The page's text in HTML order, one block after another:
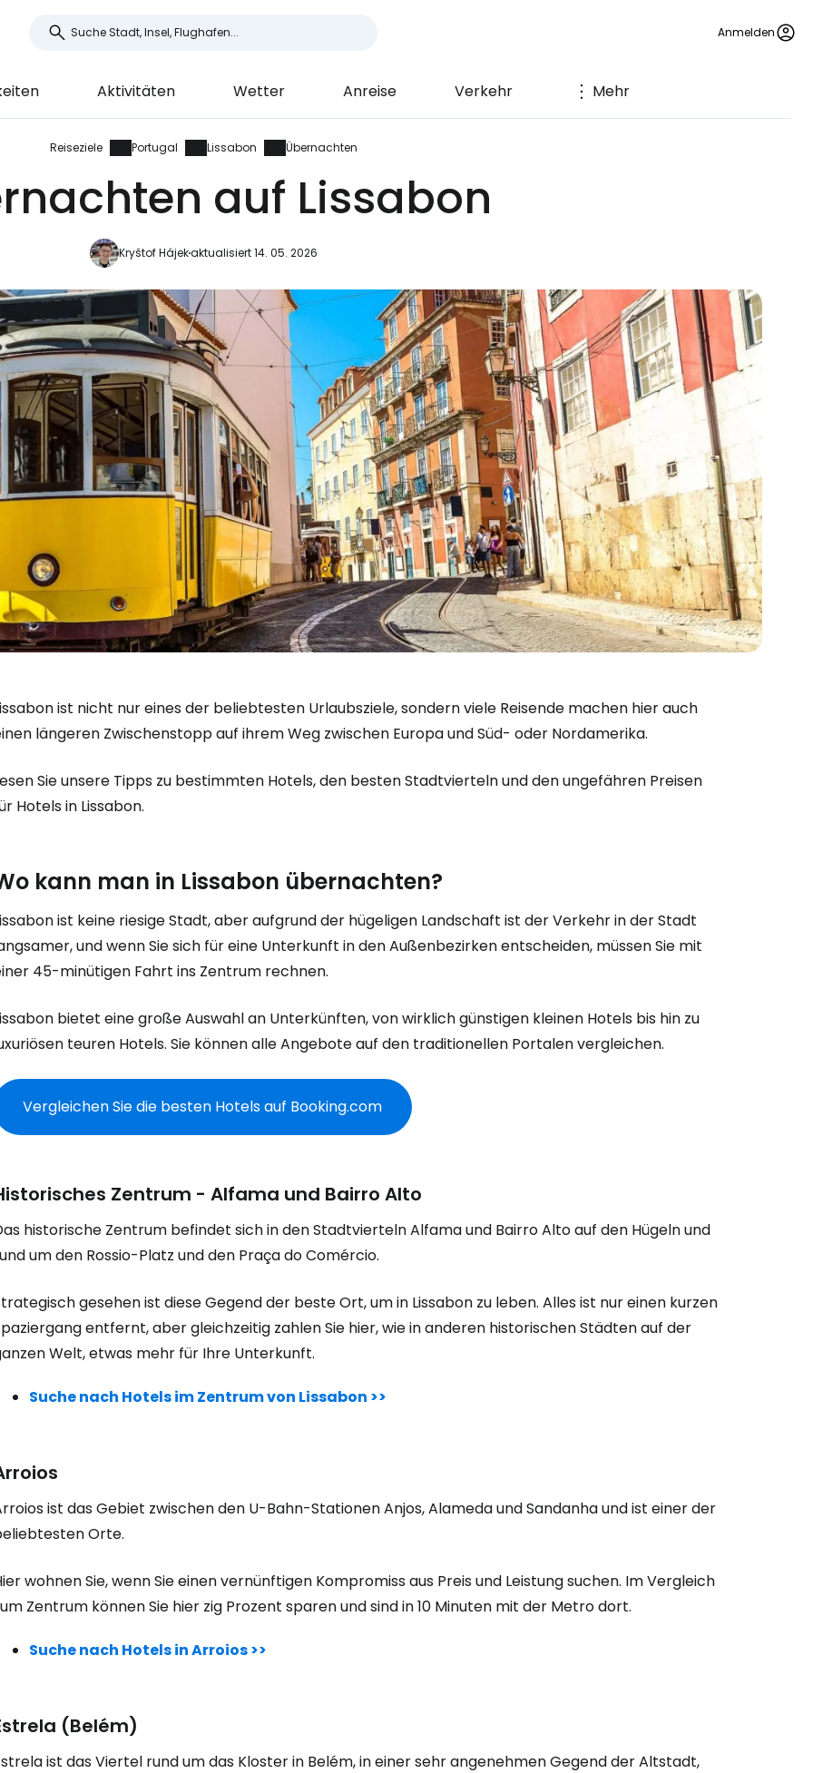
Anmelden
Aktivitäten Wetter Anreise Verkehr Mehr
Reiseziele Portugal Lissabon Übernachten
auf Lissabon
Kryštof Hájekaktualisiert 14. 05. 2026
ist nicht nur eines der beliebtesten Urlaubsziele, sondern viele Reisende machen hier auch
längeren Zwischenstopp auf ihrem Weg zwischen Europa und Süd- oder Nordamerika.
Sie unsere Tipps zu bestimmten Hotels, den besten Stadtvierteln und den ungefähren Preisen
Hotels in Lissabon.
kann man in Lissabon übernachten?
ist keine riesige Stadt, aber aufgrund der hügeligen Landschaft ist der Verkehr in der Stadt
und wenn Sie sich für eine Unterkunft in den Außenbezirken entscheiden, müssen Sie mit
45-minütigen Fahrt ins Zentrum rechnen.
bietet eine große Auswahl an Unterkünften, von wirklich günstigen kleinen Hotels bis hin zu
teuren Hotels. Sie können alle Angebote auf den traditionellen Portalen vergleichen.
Vergleichen Sie die besten Hotels auf Booking.com
Zentrum - Alfama und Bairro Alto
historische Zentrum befindet sich in den Stadtvierteln Alfama und Bairro Alto auf den Hügeln und
um den Rossio-Platz und den Praça do Comércio.
gesehen ist diese Gegend der beste Ort, um in Lissabon zu leben. Alles ist nur einen kurzen
entfernt, aber gleichzeitig zahlen Sie hier, wie in anderen historischen Städten auf der
Welt, etwas mehr für Ihre Unterkunft.
Suche nach Hotels im Zentrum von Lissabon >>
ist das Gebiet zwischen den U-Bahn-Stationen Anjos, Alameda und Sandanha und ist einer der
Orte.
wohnen Sie, wenn Sie einen vernünftigen Kompromiss aus Preis und Leistung suchen. Im Vergleich
Zentrum können Sie hier zig Prozent sparen und sind in 10 Minuten mit der Metro dort.
Suche nach Hotels in Arroios >>
(Belém)
ist das Viertel rund um das Kloster in Belém, in einer sehr angenehmen Gegend der Altstadt,
... die weltweite Reise-Community